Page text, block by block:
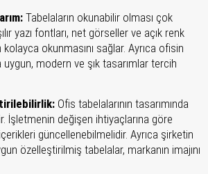
Tabelaların okunabilir olması çok
yazı fontları, net görseller ve açık renk
kolayca okunmasını sağlar. Ayrıca ofisin
modern ve şık tasarımlar tercih
Ofis tabelalarının tasarımında
İşletmenin değişen ihtiyaçlarına göre
güncellenebilmelidir. Ayrıca şirketin
özelleştirilmiş tabelalar, markanın imajını